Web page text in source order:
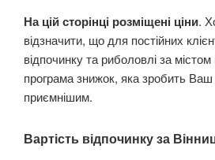
На цій сторінці розміщені ціни.
відзначити, що для постійних
відпочинку та риболовлі за містом
програма знижок, яка зробить
приємнішим.
Вартість відпочинку за